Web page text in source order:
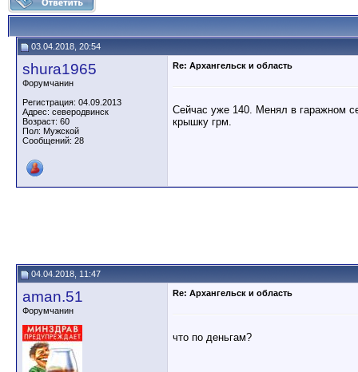
03.04.2018, 20:54
shura1965
Форумчанин
Регистрация: 04.09.2013
Адрес: северодвинск
Возраст: 60
Пол: Мужской
Сообщений: 28
Re: Архангельск и область
Сейчас уже 140. Менял в гаражном
крышку грм.
04.04.2018, 11:47
aman.51
Форумчанин
Re: Архангельск и область
что по деньгам?